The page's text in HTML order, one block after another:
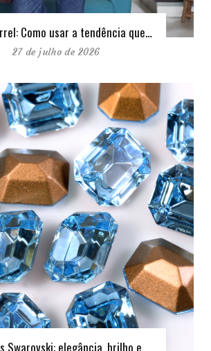
Como usar a tendência que…
27 de julho de 2026
Swarovski: elegância, brilho e